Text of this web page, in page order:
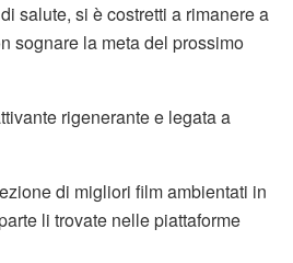
salute, si è costretti a rimanere a
sognare la meta del prossimo
rigenerante e legata a
di migliori film ambientati in
li trovate nelle piattaforme